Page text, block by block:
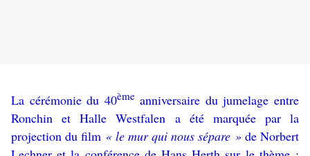
La cérémonie du 40èmeanniversaire du jumelage entre
Ronchin et Halle Westfalen a été marquée par la
projection du film « le mur qui nous sépare »de Norbert